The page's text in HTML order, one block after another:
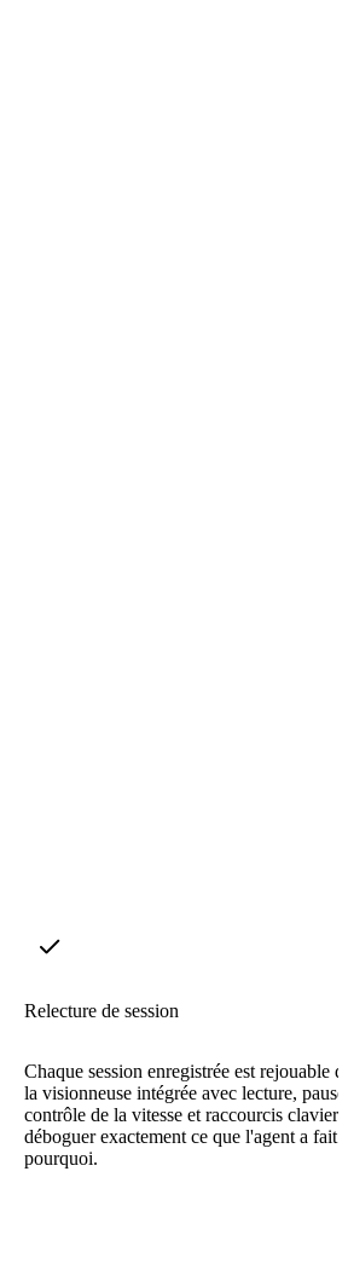
Relecture de session
Chaque session enregistrée est rejouable
la visionneuse intégrée avec lecture,
contrôle de la vitesse et raccourcis clavier
déboguer exactement ce que l'agent a fait
pourquoi.